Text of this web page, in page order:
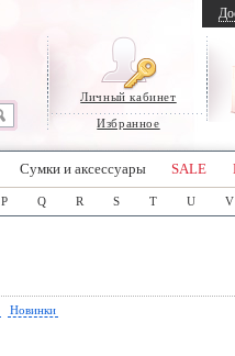
Личный кабинет
Избранное
Сумки и аксессуары SALE
P Q R S T U V
Новинки